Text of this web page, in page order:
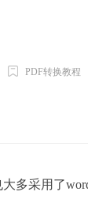
PDF转换教程
多采用了